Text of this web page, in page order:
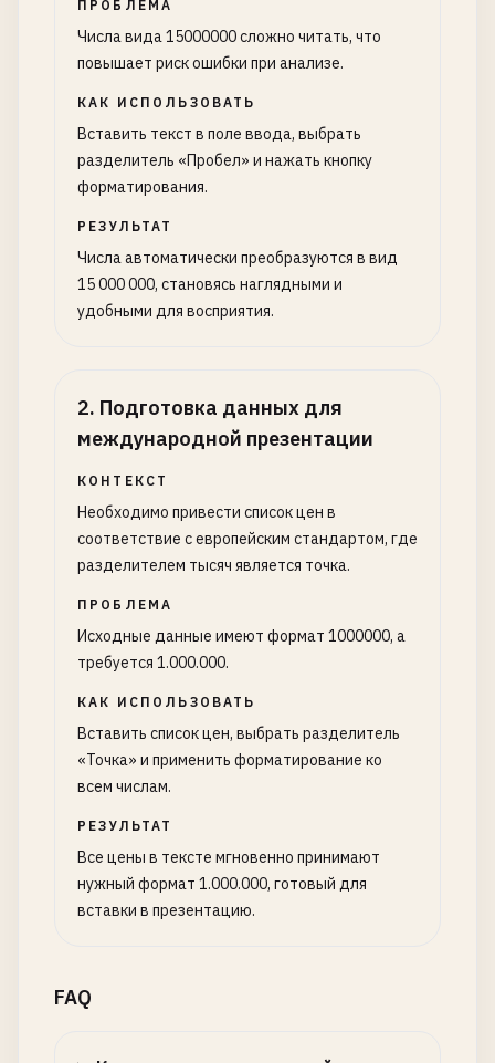
ПРОБЛЕМА
Числа вида 15000000 сложно читать, что
повышает риск ошибки при анализе.
КАК ИСПОЛЬЗОВАТЬ
Вставить текст в поле ввода, выбрать
разделитель «Пробел» и нажать кнопку
форматирования.
РЕЗУЛЬТАТ
Числа автоматически преобразуются в вид
15 000 000, становясь наглядными и
удобными для восприятия.
2. Подготовка данных для
международной презентации
КОНТЕКСТ
Необходимо привести список цен в
соответствие с европейским стандартом, где
разделителем тысяч является точка.
ПРОБЛЕМА
Исходные данные имеют формат 1000000, а
требуется 1.000.000.
КАК ИСПОЛЬЗОВАТЬ
Вставить список цен, выбрать разделитель
«Точка» и применить форматирование ко
всем числам.
РЕЗУЛЬТАТ
Все цены в тексте мгновенно принимают
нужный формат 1.000.000, готовый для
вставки в презентацию.
FAQ